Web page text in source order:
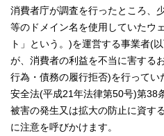
消費者庁が調査を行ったところ、
等のドメイン名を使用していたウ
ト」という。)を運営する事業者(
が、消費者の利益を不当に害する
行為・債務の履行拒否)を行って
安全法(平成21年法律第50号)第38
被害の発生又は拡大の防止に資す
に注意を呼びかけます。